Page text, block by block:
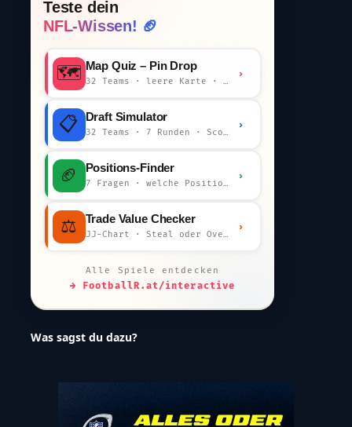
Teste dein
NFL-Wissen! 🏈
🗺️ Map Quiz – Pin Drop
32 Teams · leere Karte · km-Wertung
›
📋 Draft Simulator
32 Teams · 7 Runden · Scout-Kommentar
›
🏈 Positions-Finder
7 Fragen · welche Position bist du?
›
⚖️ Trade Value Checker
JJ-Chart · Steal oder Overpay?
›
Alle Spiele entdecken
→ FootballR.at/interactive
Was sagst du dazu?